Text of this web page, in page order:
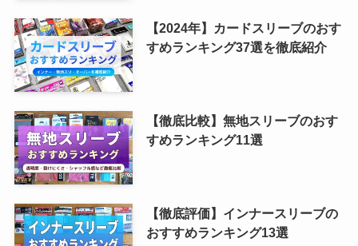
【2024年】カードスリーブのおす
すめランキング37選を徹底紹介
【徹底比較】無地スリーブのおす
すめランキング11選
【徹底評価】インナースリーブの
おすすめランキング13選